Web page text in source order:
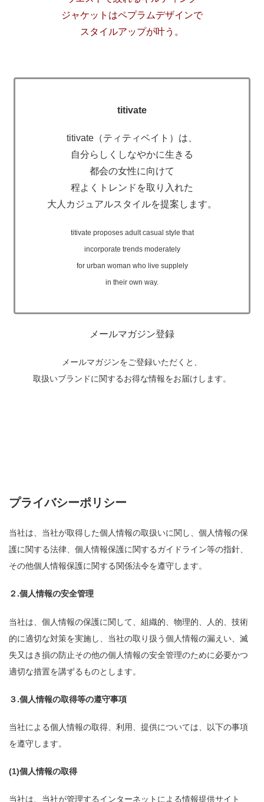
ジャケットはペプラムデザインで
スタイルアップが叶う。
titivate
titivate（ティティベイト）は、
自分らしくしなやかに生きる
都会の女性に向けて
程よくトレンドを取り入れた
大人カジュアルスタイルを提案します。
titivate proposes adult casual style that
incorporate trends moderately
for urban woman who live supplely
in their own way.
メールマガジン登録
メールマガジンをご登録いただくと、
取扱いブランドに関するお得な情報をお届けします。
プライバシーポリシー
当社は、当社が取得した個人情報の取扱いに関し、個人情報の保
護に関する法律、個人情報保護に関するガイドライン等の指針、
その他個人情報保護に関する関係法令を遵守します。
２.個人情報の安全管理
当社は、個人情報の保護に関して、組織的、物理的、人的、技術
的に適切な対策を実施し、当社の取り扱う個人情報の漏えい、滅
失又はき損の防止その他の個人情報の安全管理のために必要かつ
適切な措置を講ずるものとします。
３.個人情報の取得等の遵守事項
当社による個人情報の取得、利用、提供については、以下の事項
を遵守します。
(1)個人情報の取得
当社は、当社が管理するインターネットによる情報提供サイト